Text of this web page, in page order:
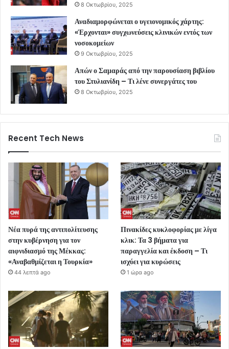
8 Οκτωβρίου, 2025
Αναδιαμορφώνεται ο υγειονομικός χάρτης:
«Έρχονται» συγχωνεύσεις κλινικών εντός των
νοσοκομείων
9 Οκτωβρίου, 2025
Απών ο Σαμαράς από την παρουσίαση βιβλίου
του Στυλιανίδη – Τι λένε συνεργάτες του
8 Οκτωβρίου, 2025
Recent Tech News
Νέα πυρά της αντιπολίτευσης
στην κυβέρνηση για τον
αιφνιδιασμό της Μέκκας:
«Αναβαθμίζεται η Τουρκία»
44 λεπτά ago
Πινακίδες κυκλοφορίας με λίγα
κλικ: Τα 3 βήματα για
παραγγελία και έκδοση – Τι
ισχύει για κυρώσεις
1 ώρα ago